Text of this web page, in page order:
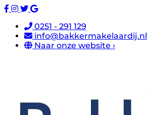
0251 - 291 129
info@bakkermakelaardij.nl
Naar onze website ›